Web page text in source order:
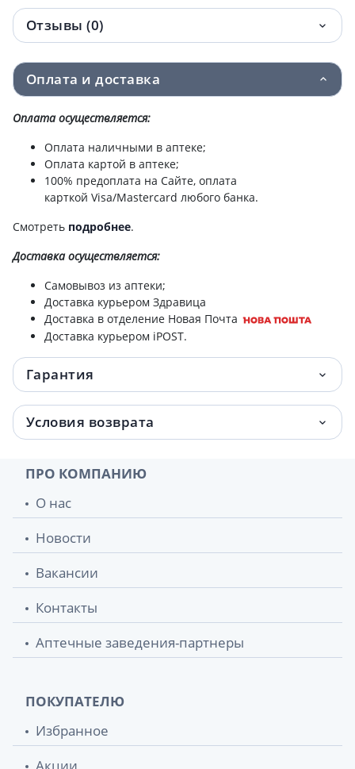
Зеленая аптека крем д/рук 3в1 новая
51 грн.
Зеленая аптека крем д/рук и ногтей алоэ
51.80 грн.
Зеленая аптека крем д/рук лотос/оливка
100мл
Зеленая аптека крем д/рук и ногтей
Зеленая аптека крем д/ног заживл 75мл
Шампунь дегтярный 250мл
Зеленая аптека мыло жидкое алоэ с дозат
465мл
83 грн.
Зеленая аптека мыло жидкое ромашка с
дозат 465мл
83 грн.
Зеленая аптека крем д/лица омолаж
зеленый чай 270г
Зеленая аптека гель д/умывания шалфей
270мл
Зеленая аптека шампунь лопух большой
350мл
87 грн.
Зеленая аптека аптека крем д/лица п/
морщин д/всех типов кожи ростки
глубокоувлаж алоэ 200мл
Отзывы (0)
Оплата и доставка
Оплата осуществляется:
Оплата наличными в аптеке;
Оплата картой в аптеке;
100% предоплата на Сайте, оплата
карткой Visa/Mastercard любого банка.
Смотреть подробнее.
Доставкаосуществляется:
Самовывоз из аптеки;
Доставка курьером Здравица
Доставка в отделение Новая Почта
Доставка курьером iPOST.
Гарантия
Условия возврата
ПРО КОМПАНИЮ
О нас
Новости
Вакансии
Контакты
Аптечные заведения-партнеры
ПОКУПАТЕЛЮ
Избранное
Акции